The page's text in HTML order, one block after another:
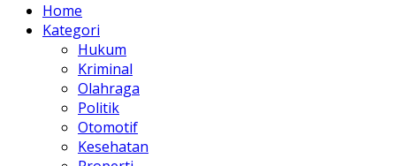
Home
Kategori
Hukum
Kriminal
Olahraga
Politik
Otomotif
Kesehatan